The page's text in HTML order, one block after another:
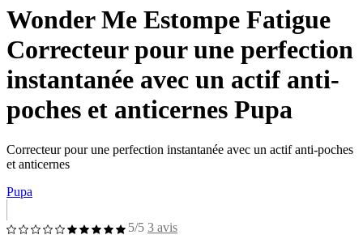
Wonder Me Estompe Fatigue
Correcteur pour une perfection
instantanée avec un actif anti-
poches et anticernes Pupa
Correcteur pour une perfection instantanée avec un actif anti-poches
et anticernes
Pupa
5/5 3 avis